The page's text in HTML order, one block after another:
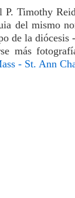
Timothy
del mismo
de la
más
- St. Ann